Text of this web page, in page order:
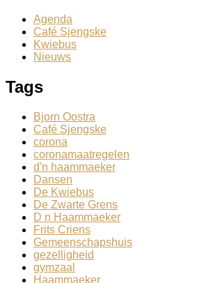
Agenda
Café Sjengske
Kwiebus
Nieuws
Tags
Bjorn Oostra
Café Sjengske
corona
coronamaatregelen
d'n haammaeker
Dansen
De Kwiebus
De Zwarte Grens
D n Haammaeker
Frits Criens
Gemeenschapshuis
gezelligheid
gymzaal
Haammaeker